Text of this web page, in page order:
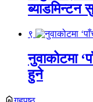
ब्याडमिन्टन
९
नुवाकोटमा
हुने